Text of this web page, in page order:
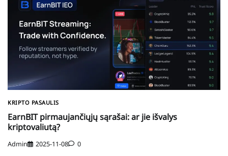
KRIPTO PASAULIS
EarnBIT pirmaujančiųjų sąrašai: ar jie išvalys
kriptovaliutą?
Admin 2025-11-08 0